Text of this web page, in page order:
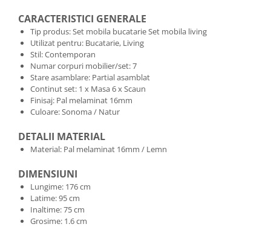
CARACTERISTICI GENERALE
Tip produs: Set mobila bucatarie Set mobila living
Utilizat pentru: Bucatarie, Living
Stil: Contemporan
Numar corpuri mobilier/set: 7
Stare asamblare: Partial asamblat
Continut set: 1 x Masa 6 x Scaun
Finisaj: Pal melaminat 16mm
Culoare: Sonoma / Natur
DETALII MATERIAL
Material: Pal melaminat 16mm / Lemn
DIMENSIUNI
Lungime: 176 cm
Latime: 95 cm
Inaltime: 75 cm
Grosime: 1.6 cm